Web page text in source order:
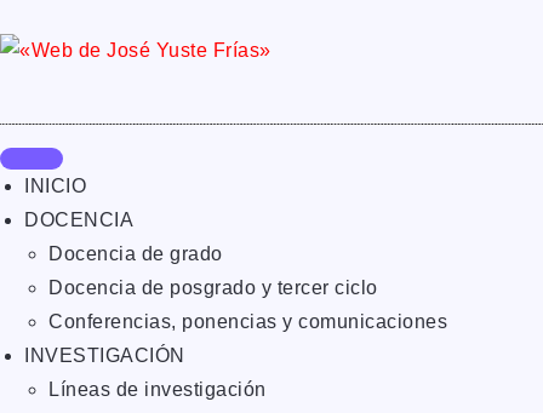
INICIO
DOCENCIA
Docencia de grado
Docencia de posgrado y tercer ciclo
Conferencias, ponencias y comunicaciones
INVESTIGACIÓN
Líneas de investigación